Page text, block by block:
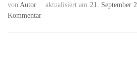
von Autor aktualisiert am 21. September
Kommentarzu